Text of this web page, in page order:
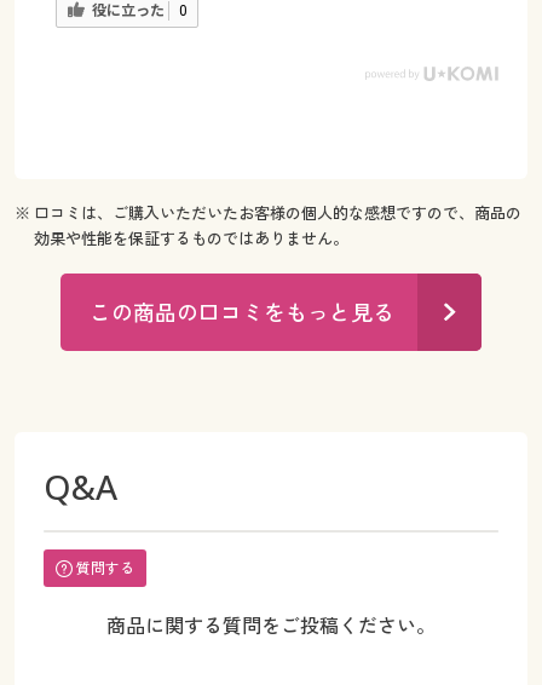
役に立った 0
※ 口コミは、ご購入いただいたお客様の個人的な感想ですので、商品の
効果や性能を保証するものではありません。
この商品の口コミをもっと見る
Q&A
質問する
商品に関する質問をご投稿ください。